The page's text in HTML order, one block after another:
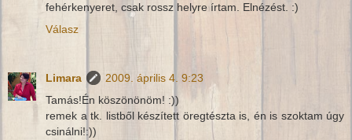
fehérkenyeret, csak rossz helyre írtam. Elnézést. :)
Válasz
Limara
2009. április 4. 9:23
Tamás!Én köszönönöm! :))
remek a tk. listből készített öregtészta is, én is szoktam úgy
csinálni!:))